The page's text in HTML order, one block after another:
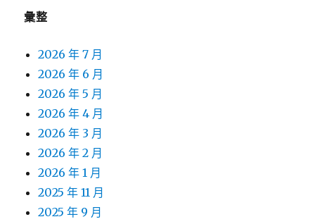
彙整
2026 年 7 月
2026 年 6 月
2026 年 5 月
2026 年 4 月
2026 年 3 月
2026 年 2 月
2026 年 1 月
2025 年 11 月
2025 年 9 月